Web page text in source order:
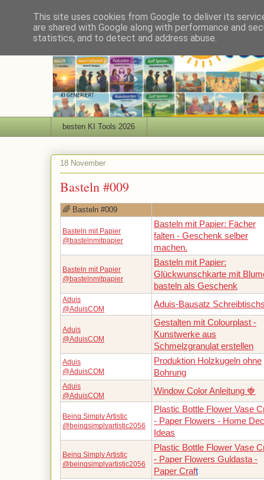
besten KI Tools 2026
18 November
Basteln #009
🌈 Basteln #009
Basteln mit Papier
@bastelnmitpapier
Basteln mit Papier: Fächer
falten - Geschenk selber
machen.
Basteln mit Papier
@bastelnmitpapier
Basteln mit Papier:
Glückwunschkarte mit
basteln als Geschenk
Aduis
@AduisCOM
Aduis-Bausatz
Aduis
@AduisCOM
Gestalten mit Colourplast -
Kunstwerke aus
Schmelzgranulat erstellen
Aduis
@AduisCOM
Produktion Holzkugeln ohne
Bohrung
Aduis
@AduisCOM
Window Color Anleitung 🍓
Being Simply Artistic
@beingsimplyartistic2056
Plastic Bottle Flower Vase
- Paper Flowers - Home
Ideas
Being Simply Artistic
@beingsimplyartistic2056
Plastic Bottle Flower Vase
- Paper Flowers Guldasta -
Paper Craft
This site uses cookies from Google to deliver its
are shared with Google along with performance and
statistics, and to detect and address abuse.